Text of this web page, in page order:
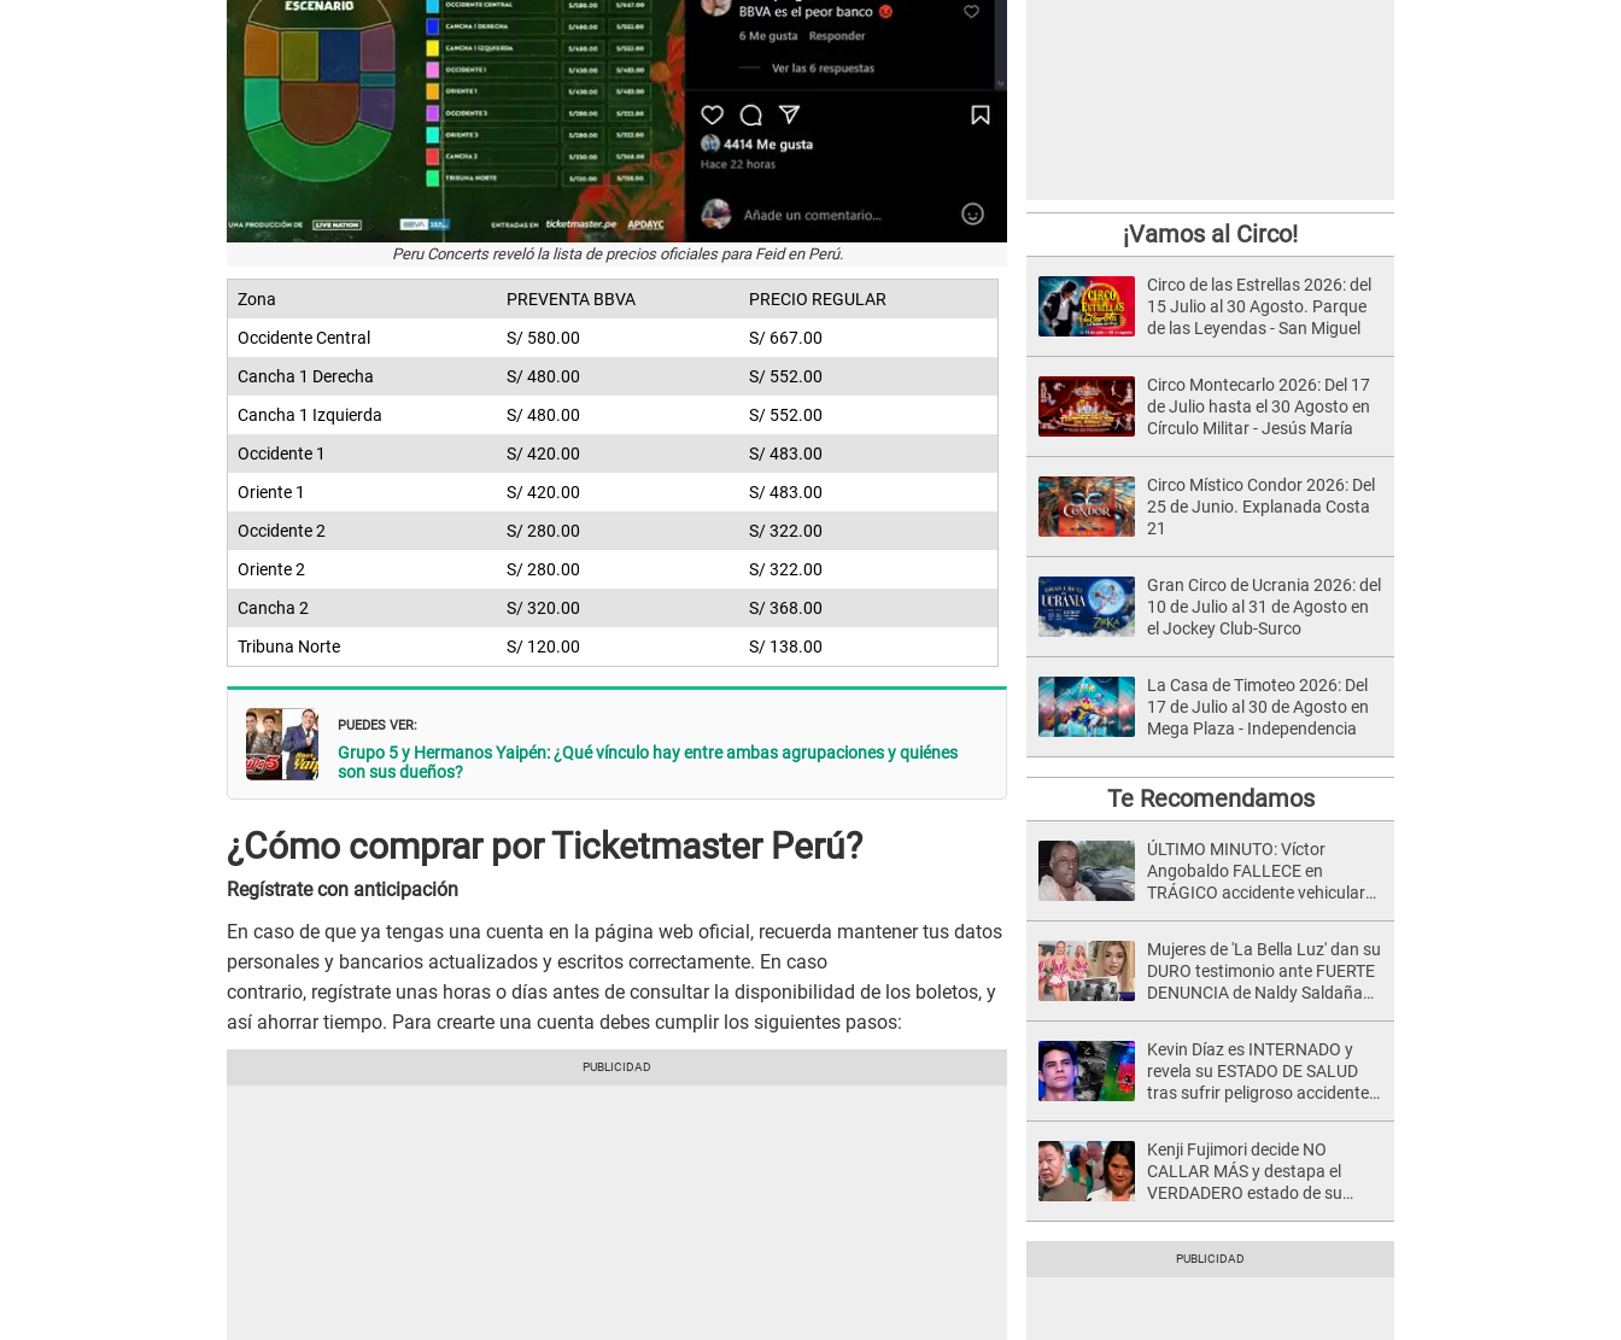
Peru Concerts reveló la lista de precios oficiales para Feid en Perú.
Zona PREVENTA BBVA
PRECIO REGULAR
Occidente Central
S/ 580.00
S/ 667.00
Cancha 1 Derecha
S/ 480.00
S/ 552.00
Cancha 1 Izquierda
S/ 480.00
S/ 552.00
Occidente 1
S/ 420.00
S/ 483.00
Oriente 1
S/ 420.00
S/ 483.00
Occidente 2
S/ 280.00
S/ 322.00
Oriente 2
S/ 280.00
S/ 322.00
Cancha 2
S/ 320.00
S/ 368.00
Tribuna Norte
S/ 120.00 S/ 138.00
PUEDES VER:
Grupo 5 y Hermanos Yaipén: ¿Qué vínculo hay entre ambas agrupaciones y quiénes
son sus dueños?
¿Cómo comprar por Ticketmaster Perú?
Regístrate con anticipación
En caso de que ya tengas una cuenta en la página web oficial, recuerda mantener tus datos
personales y bancarios actualizados y escritos correctamente. En caso
contrario, regístrate unas horas o días antes de consultar la disponibilidad de los boletos, y
así ahorrar tiempo. Para crearte una cuenta debes cumplir los siguientes pasos:
¡Vamos al Circo!
Circo de las Estrellas 2026: del
15 Julio al 30 Agosto. Parque
de las Leyendas - San Miguel
Circo Montecarlo 2026: Del 17
de Julio hasta el 30 Agosto en
Círculo Militar - Jesús María
Circo Místico Condor 2026: Del
25 de Junio. Explanada Costa
21
Gran Circo de Ucrania 2026: del
10 de Julio al 31 de Agosto en
el Jockey Club-Surco
La Casa de Timoteo 2026: Del
17 de Julio al 30 de Agosto en
Mega Plaza - Independencia
Te Recomendamos
ÚLTIMO MINUTO: Víctor
Angobaldo FALLECE en
TRÁGICO accidente vehicular
Mujeres de 'La Bella Luz' dan su
DURO testimonio ante FUERTE
DENUNCIA de Naldy Saldaña
Kevin Díaz es INTERNADO y
revela su ESTADO DE SALUD
tras sufrir peligroso accidente
Kenji Fujimori decide NO
CALLAR MÁS y destapa el
VERDADERO estado de su
suegra..."